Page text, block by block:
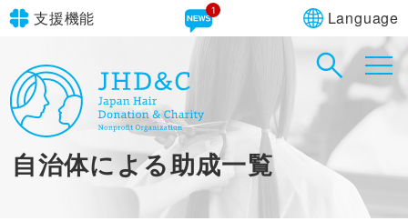
支援機能
文字サイズ 標準
青 黒
やさしいにほんご
1 Language
in simple English
自治体による助成一覧